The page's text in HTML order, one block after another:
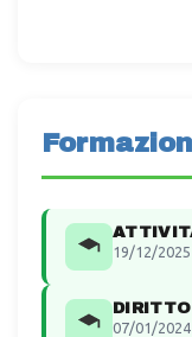
19/12/2025
07/01/2024